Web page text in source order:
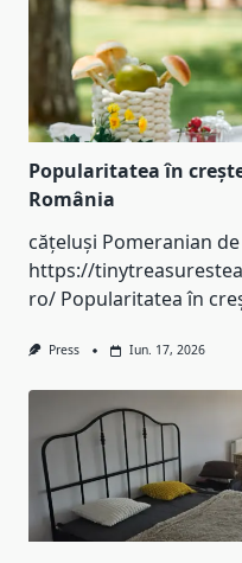
Popularitatea în
România
cățeluși Pomeranian
https://
ro/ Popularitatea în
Press Iun. 17, 2026